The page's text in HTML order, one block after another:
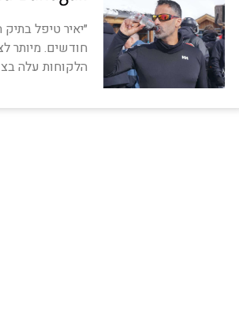
״יאיר טיפל
חודשים. מיותר
הלקוחות עלה